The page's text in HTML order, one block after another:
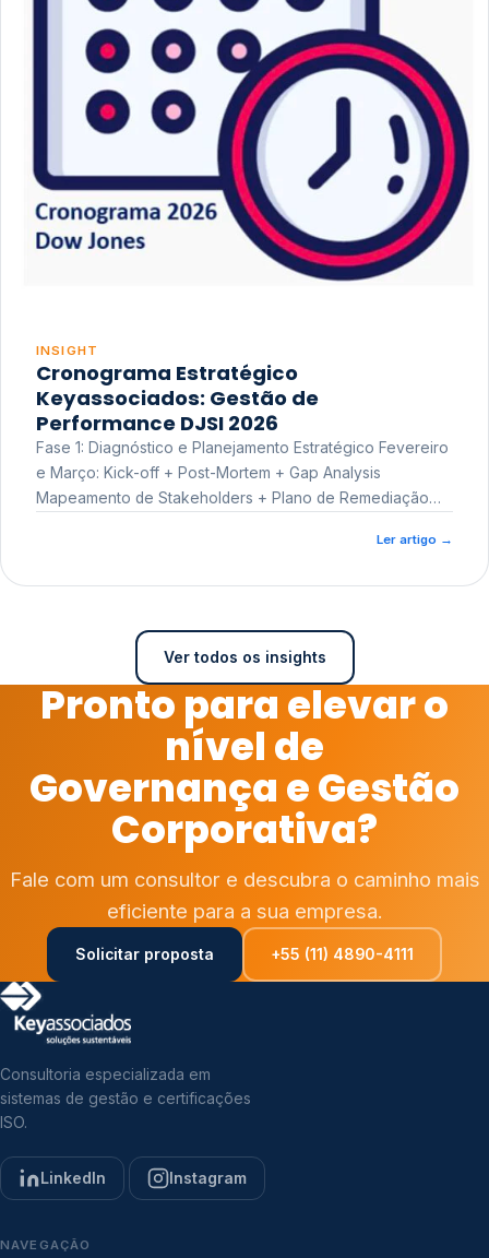
INSIGHT
Cronograma Estratégico
Keyassociados: Gestão de
Performance DJSI 2026
Fase 1: Diagnóstico e Planejamento Estratégico Fevereiro
e Março: Kick-off + Post-Mortem + Gap Analysis
Mapeamento de Stakeholders + Plano de Remediação
Ler artigo →
Ver todos os insights
Pronto para elevar o
nível de
Governança e Gestão
Corporativa?
Fale com um consultor e descubra o caminho mais
eficiente para a sua empresa.
Solicitar proposta +55 (11) 4890-4111
Consultoria especializada em
sistemas de gestão e certificações
ISO.
LinkedIn Instagram
NAVEGAÇÃO